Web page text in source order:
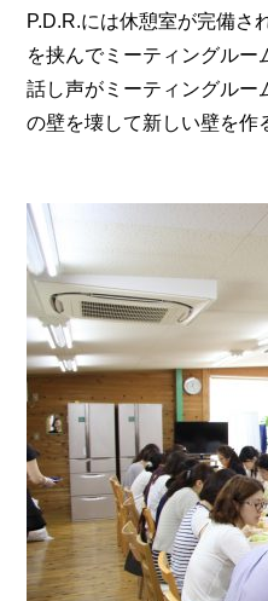
P.D.R.には休憩室が完備さ
を挟んでミーティングル
話し声がミーティングルー
の壁を壊して新しい壁を作